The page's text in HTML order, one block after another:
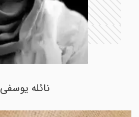
نائله یوسفی